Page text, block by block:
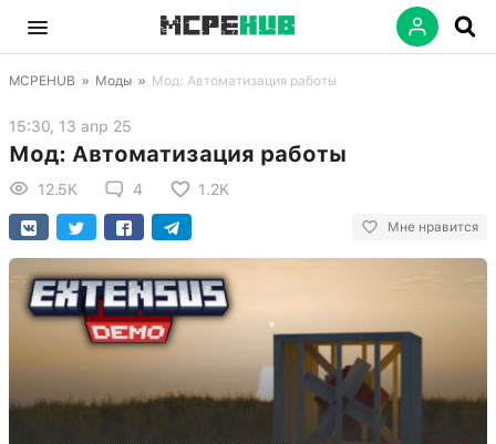
MCPEHUB » Моды » Мод: Автоматизация работы
15:30, 13 апр 25
Мод: Автоматизация работы
12.5K 4 1.2K
Мне нравится